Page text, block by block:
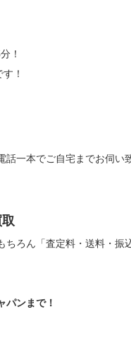
！
！
一本でご自宅までお伺い
ろん「査定料・送料・振
パンまで！